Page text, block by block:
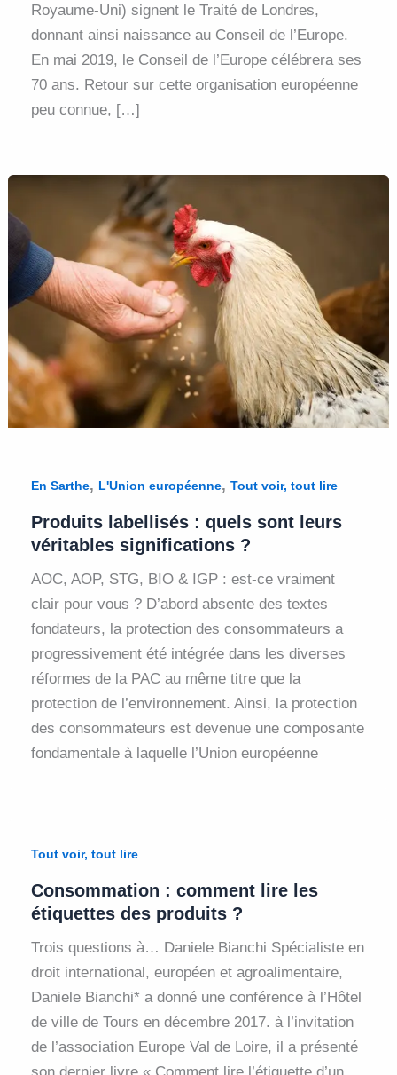
Royaume-Uni) signent le Traité de Londres,
donnant ainsi naissance au Conseil de l’Europe.
En mai 2019, le Conseil de l’Europe célébrera ses
70 ans. Retour sur cette organisation européenne
peu connue, […]
En Sarthe, L'Union européenne, Tout voir, tout lire
Produits labellisés : quels sont leurs
véritables significations ?
AOC, AOP, STG, BIO & IGP : est-ce vraiment
clair pour vous ? D’abord absente des textes
fondateurs, la protection des consommateurs a
progressivement été intégrée dans les diverses
réformes de la PAC au même titre que la
protection de l’environnement. Ainsi, la protection
des consommateurs est devenue une composante
fondamentale à laquelle l’Union européenne
Tout voir, tout lire
Consommation : comment lire les
étiquettes des produits ?
Trois questions à… Daniele Bianchi Spécialiste en
droit international, européen et agroalimentaire,
Daniele Bianchi* a donné une conférence à l’Hôtel
de ville de Tours en décembre 2017. à l’invitation
de l’association Europe Val de Loire, il a présenté
son dernier livre « Comment lire l’étiquette d’un